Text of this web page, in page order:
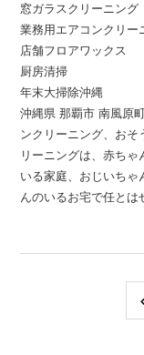
窓ガラスクリーニング
業務用エアコンクリー
店舗フロアワックス
厨房清掃
年末大掃除沖縄
沖縄県 那覇市 南風原
ンクリーニング、おそ
リーニングは、赤ち
いる家庭、おじいちゃ
んのいるお宅で任とは